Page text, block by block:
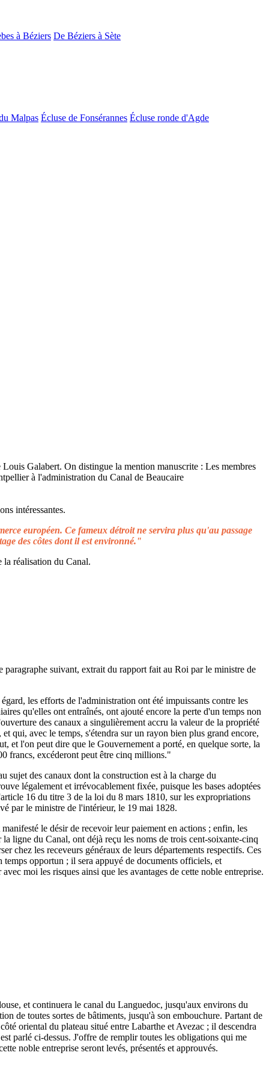
à Béziers De Béziers à Sète
Malpas Écluse de Fonsérannes Écluse ronde d'Agde
intéressantes.
européen. Ce fameux détroit ne servira plus qu'au passage
des côtes dont il est environné."
réalisation du Canal.
suivant, extrait du rapport fait au Roi par le ministre de
les efforts de l'administration ont été impuissants contre les
qu'elles ont entraînés, ont ajouté encore la perte d'un temps non
des canaux a singulièrement accru la valeur de la propriété
qui, avec le temps, s'étendra sur un rayon bien plus grand encore,
et l'on peut dire que le Gouvernement a porté, en quelque sorte, la
francs, excéderont peut être cinq millions."
sujet des canaux dont la construction est à la charge du
légalement et irrévocablement fixée, puisque les bases adoptées
16 du titre 3 de la loi du 8 mars 1810, sur les expropriations
par le ministre de l'intérieur, le 19 mai 1828.
le désir de recevoir leur paiement en actions ; enfin, les
ligne du Canal, ont déjà reçu les noms de trois cent-soixante-cinq
chez les receveurs généraux de leurs départements respectifs. Ces
temps opportun ; il sera appuyé de documents officiels, et
moi les risques ainsi que les avantages de cette noble entreprise.
et continuera le canal du Languedoc, jusqu'aux environs du
de toutes sortes de bâtiments, jusqu'à son embouchure. Partant de
oriental du plateau situé entre Labarthe et Avezac ; il descendra
parlé ci-dessus. J'offre de remplir toutes les obligations qui me
noble entreprise seront levés, présentés et approuvés.